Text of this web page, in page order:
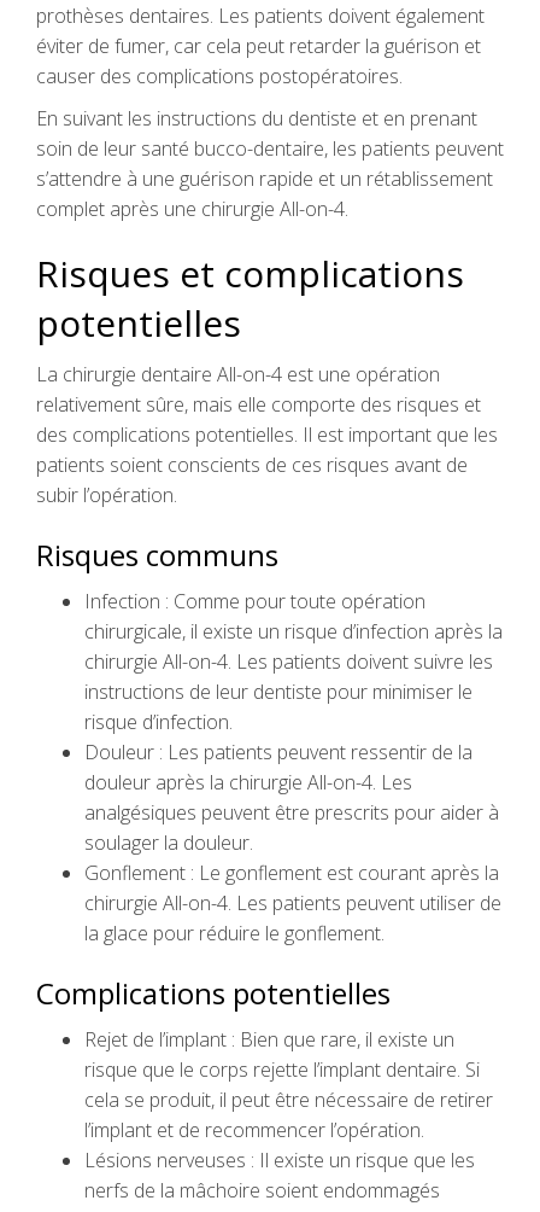
prothèses dentaires. Les patients doivent également
éviter de fumer, car cela peut retarder la guérison et
causer des complications postopératoires.
En suivant les instructions du dentiste et en prenant
soin de leur santé bucco-dentaire, les patients peuvent
s’attendre à une guérison rapide et un rétablissement
complet après une chirurgie All-on-4.
Risques et complications
potentielles
La chirurgie dentaire All-on-4 est une opération
relativement sûre, mais elle comporte des risques et
des complications potentielles. Il est important que les
patients soient conscients de ces risques avant de
subir l’opération.
Risques communs
Infection : Comme pour toute opération
chirurgicale, il existe un risque d’infection après la
chirurgie All-on-4. Les patients doivent suivre les
instructions de leur dentiste pour minimiser le
risque d’infection.
Douleur : Les patients peuvent ressentir de la
douleur après la chirurgie All-on-4. Les
analgésiques peuvent être prescrits pour aider à
soulager la douleur.
Gonflement : Le gonflement est courant après la
chirurgie All-on-4. Les patients peuvent utiliser de
la glace pour réduire le gonflement.
Complications potentielles
Rejet de l’implant : Bien que rare, il existe un
risque que le corps rejette l’implant dentaire. Si
cela se produit, il peut être nécessaire de retirer
l’implant et de recommencer l’opération.
Lésions nerveuses : Il existe un risque que les
nerfs de la mâchoire soient endommagés